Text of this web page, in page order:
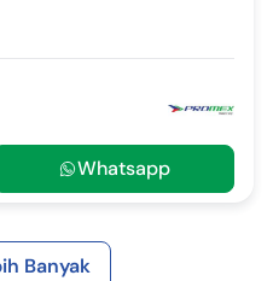
Whatsapp
Banyak